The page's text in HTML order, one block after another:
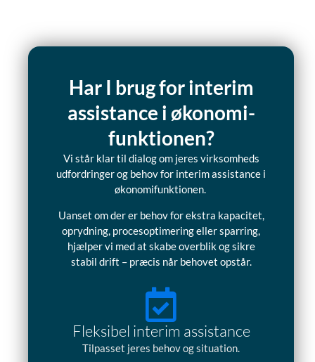
Har I brug for interim
assistance i økonomi-
funktionen?
Vi står klar til dialog om jeres virksomheds
udfordringer og behov for interim assistance i
økonomifunktionen.
Uanset om der er behov for ekstra kapacitet,
oprydning, procesoptimering eller sparring,
hjælper vi med at skabe overblik og sikre
stabil drift – præcis når behovet opstår.
Fleksibel interim assistance
Tilpasset jeres behov og situation.